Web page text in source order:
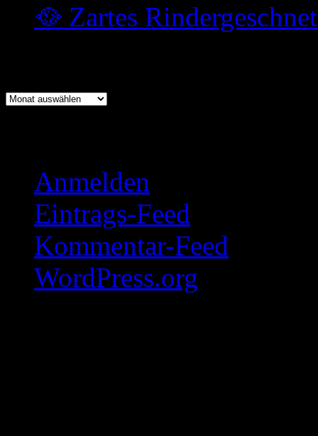
🥘 Zartes
Archiv
Anmelden
Eintrags-Feed
Kommentar-Feed
WordPress.org